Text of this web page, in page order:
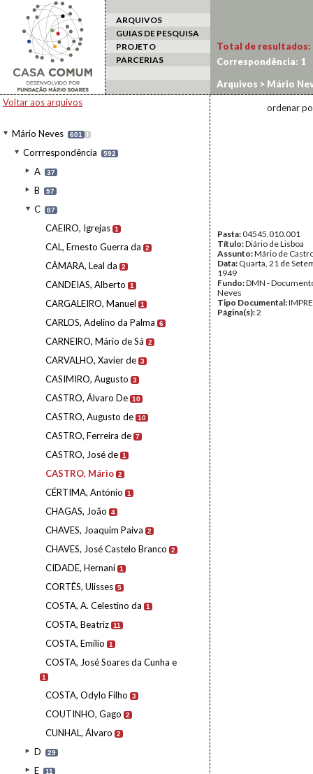
ARQUIVOS
GUIAS DE PESQUISA
PROJETO
PARCERIAS
Voltar aos arquivos
Mário Neves 601 I
Corrrespondência 592
A 37
B 57
C 87
CAEIRO, Igrejas 1
CAL, Ernesto Guerra da 2
CÂMARA, Leal da 2
CANDEIAS, Alberto 1
CARGALEIRO, Manuel 1
CARLOS, Adelino da Palma 6
CARNEIRO, Mário de Sá 2
CARVALHO, Xavier de 3
CASIMIRO, Augusto 3
CASTRO, Álvaro De 10
CASTRO, Augusto de 10
CASTRO, Ferreira de 7
CASTRO, José de 1
CASTRO, Mário 2
CÉRTIMA, António 1
CHAGAS, João 4
CHAVES, Joaquim Paiva 2
CHAVES, José Castelo Branco 2
CIDADE, Hernani 1
CORTÊS, Ulisses 5
COSTA, A. Celestino da 1
COSTA, Beatriz 11
COSTA, Emílio 1
COSTA, José Soares da Cunha e
1
COSTA, Odylo Filho 3
COUTINHO, Gago 2
CUNHAL, Álvaro 2
D 29
E 11
Total de resultados:
Correspondência: 1
Arquivos > Mário
ordenar
Pasta:04545.010.001
Título:Diário de Lisboa
Assunto:Mário de
Data: Quarta, 21 de
1949
Fundo:DMN -
Neves
Tipo Documental:
Página(s):2